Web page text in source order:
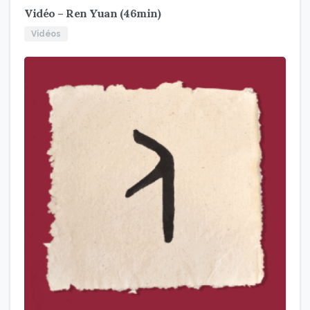
Vidéo – Ren Yuan (46min)
Vidéos